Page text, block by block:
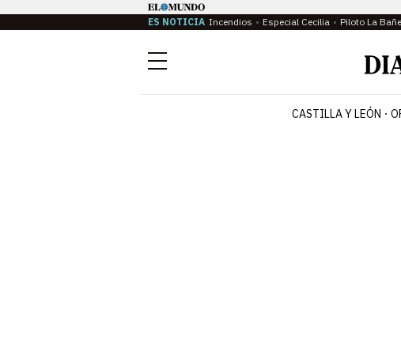
ES NOTICIA Incendios Especial Cecilia Piloto La
Menú
CASTILLA Y LEÓN